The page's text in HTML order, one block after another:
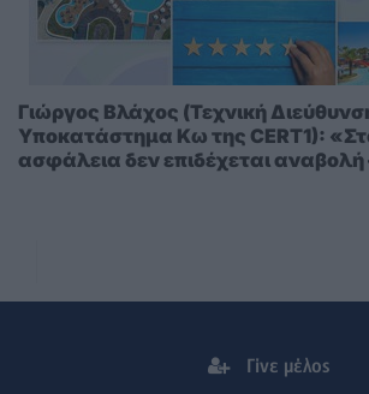
Γιώργος Βλάχος (Τεχνική
Υποκατάστημα Κω της CERT1):
ασφάλεια δεν επιδέχεται αναβολή
Γίνε μέλος